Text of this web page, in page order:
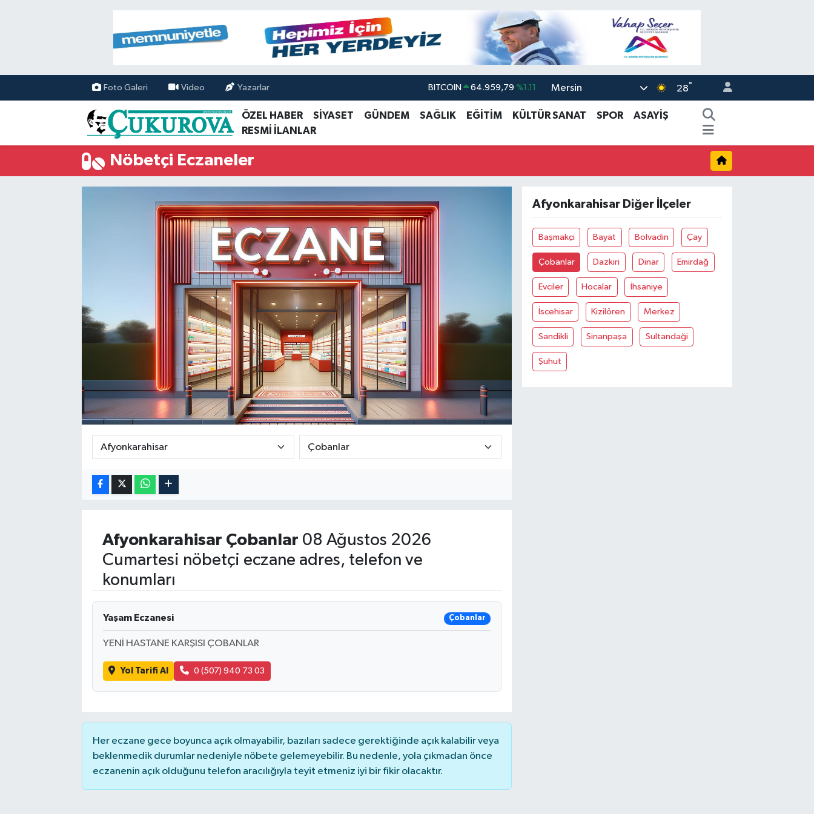
Foto Galeri Video Yazarlar BITCOIN 64.959,79 %1.11
DOLAR 47,7436 %0.18
GRAM ALTIN 6660.55 %0.03
Mersin 28°
ÖZEL HABER SİYASET GÜNDEM SAĞLIK EĞİTİM KÜLTÜR SANAT SPOR
ASAYİŞ
RESMİ İLANLAR
Nöbetçi Eczaneler
Afyonkarahisar Çobanlar 08 Ağustos 2026
Cumartesi nöbetçi eczane adres, telefon ve
konumları
Yaşam Eczanesi Çobanlar
YENİ HASTANE KARŞISI ÇOBANLAR
Yol Tarifi Al 0 (507) 940 73 03
Her eczane gece boyunca açık olmayabilir, bazıları sadece gerektiğinde açık kalabilir veya
beklenmedik durumlar nedeniyle nöbete gelemeyebilir. Bu nedenle, yola çıkmadan önce
eczanenin açık olduğunu telefon aracılığıyla teyit etmeniz iyi bir fikir olacaktır.
Afyonkarahisar Diğer İlçeler
Başmakçi Bayat Bolvadin Çay
Çobanlar Dazkiri Dinar Emirdağ
Evciler Hocalar İhsaniye
İscehisar Kizilören Merkez
Sandikli Sinanpaşa Sultandaği
Şuhut
Mersin Nöbetçi Eczaneler
Mersin Hava Durumu
Mersin Namaz Vakitleri
Mersin Trafik Yoğunluk Haritası
Süper Lig Puan Durumu ve Fikstür